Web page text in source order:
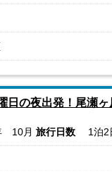
日の夜出発！尾
10月 旅行日数 1泊2